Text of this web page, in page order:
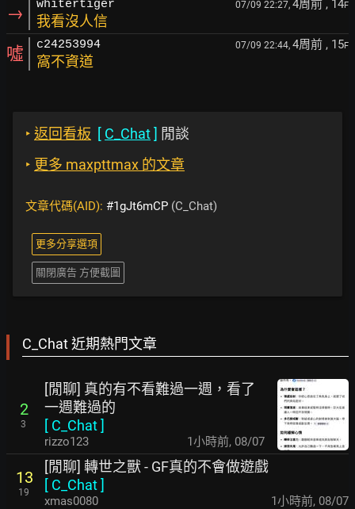
→ whitertiger 07/09 22:27, 4周前 , 14F
我看沒人信
噓 c24253994 07/09 22:44, 4周前 , 15F
窩不資道
‣ 返回看板 [ C_Chat] 閒談
‣ 更多 maxpttmax 的文章
文章代碼(AID): #1gJt6mCP (C_Chat)
更多分享選項
關閉廣告 方便截圖
C_Chat 近期熱門文章
2
3
[閒聊] 真的有不看難過一週，看了
一週難過的
[ C_Chat]
rizzo123 1小時前, 08/07
13
19
[閒聊] 轉世之獸 - GF真的不會做遊戲
[ C_Chat]
xmas0080 1小時前, 08/07